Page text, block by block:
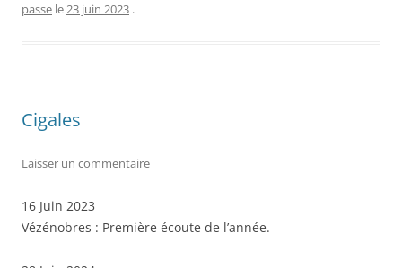
passe le23 juin 2023 .
Cigales
Laisser un commentaire
16 Juin 2023
Vézénobres : Première écoute de l’année.